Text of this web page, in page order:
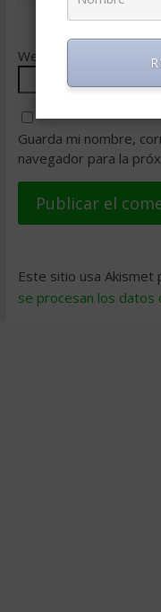
Web
Guarda mi nombre,
navegador para la
Este sitio usa Akismet
se procesan los datos